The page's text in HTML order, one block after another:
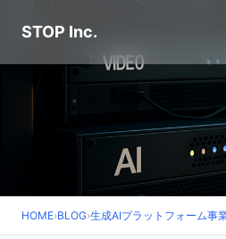
STOP Inc.
HOME›BLOG›生成AIプラットフォーム事